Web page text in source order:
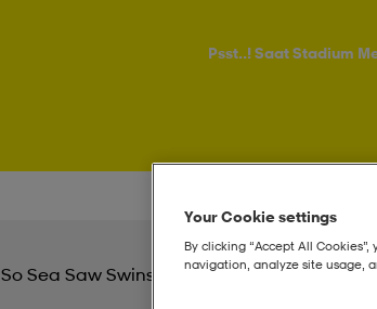
Psst..! Saat Stadium
So Sea Saw Swinsure Jacket Jr
Your Cookie settings
By clicking “Accept All
navigation, analyze site usage,